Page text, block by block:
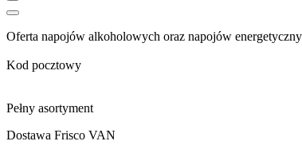
Oferta napojów alkoholowych oraz napojów
Kod pocztowy
Pełny asortyment
Dostawa Frisco VAN